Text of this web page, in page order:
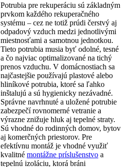
Potrubia pre rekuperáciu sú základným
prvkom každého rekuperačného
systému – cez ne totiž prúdi čerstvý aj
odpadový vzduch medzi jednotlivými
miestnosťami a samotnou jednotkou.
Tieto potrubia musia byť odolné, tesné
a čo najviac optimalizované na tichý
prenos vzduchu. V domácnostiach sa
najčastejšie používajú plastové alebo
hliníkové potrubia, ktoré sa ľahko
inštalujú a sú hygienicky nezávadné.
Správne navrhnuté a uložené potrubie
zabezpečí rovnomerné vetranie a
výrazne znižuje hluk aj tepelné straty.
Sú vhodné do rodinných domov, bytov
aj komerčných priestorov. Pre
efektívnu montáž je vhodné využiť
kvalitnémontážne príslušenstvo a
tepelnú izoláciu, ktorá bráni